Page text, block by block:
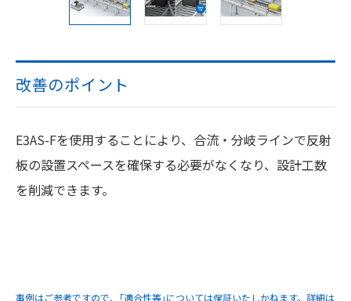
改善のポイント
E3AS-Fを使用することにより、合流・分岐ラインで反射
板の設置スペースを確保する必要がなくなり、設計工数
を削減できます。
事例はご参考ですので、｢適合性等｣については保証いたしかねます。詳細は